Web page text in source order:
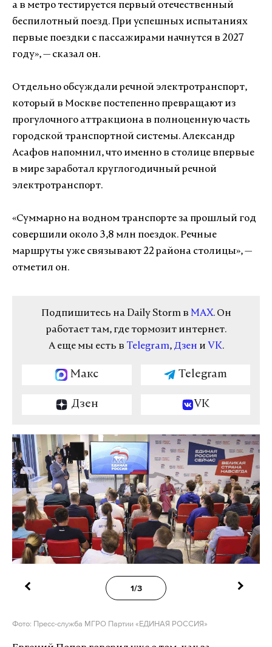
а в метро тестируется первый отечественный
беспилотный поезд. При успешных испытаниях
первые поездки с пассажирами начнутся в 2027
году», — сказал он.
Отдельно обсуждали речной электротранспорт,
который в Москве постепенно превращают из
прогулочного аттракциона в полноценную часть
городской транспортной системы. Александр
Асафов напомнил, что именно в столице впервые
в мире заработал круглогодичный речной
электротранспорт.
«Суммарно на водном транспорте за прошлый год
совершили около 3,8 млн поездок. Речные
маршруты уже связывают 22 района столицы», —
отметил он.
Подпишитесь на Daily Storm в MAX. Он
работает там, где тормозит интернет.
А еще мы есть в Telegram, Дзен и VK.
Макс Telegram
Дзен VK
1/3
Фото: Пресс-служба МГРО Партии «ЕДИНАЯ РОССИЯ»